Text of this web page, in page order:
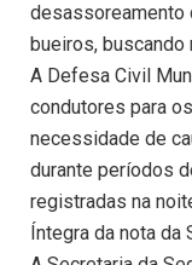
desassoreamento
bueiros,
A Defesa Civil
condutores para
necessidade de
durante períodos
registradas na
Íntegra da nota da